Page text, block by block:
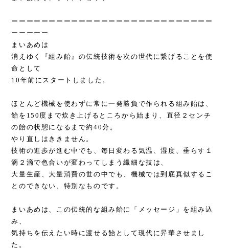
ーーーーーーーーーーーーーーーーーーーーーーーーーーー
ーーーーー
まいあめは
消えゆく『組み飴』の伝統技術を次の世代に繋げることを使
命として
10年前にスタートしました。
ほとんど機械を使わずに常に一発勝負で作られる組み飴は、
飴を150度まで炊き上げるところから始まり、直径２センチ
の飴の状態になるまで約40分。
やり直しはききません。
技術の進歩が進む中でも、毎日変わる気温、湿度、垂らす１
滴２滴で色合いが変わってしまう繊細な技は、
大量生産、大量消費の世の中でも、機械では到底真似するこ
とのできない、特別なものです。
まいあめは、この伝統的な組み飴に「メッセージ」を組み込
み、
気持ちを伝えたい時に渡せる飴として現代に昇華させまし
た。